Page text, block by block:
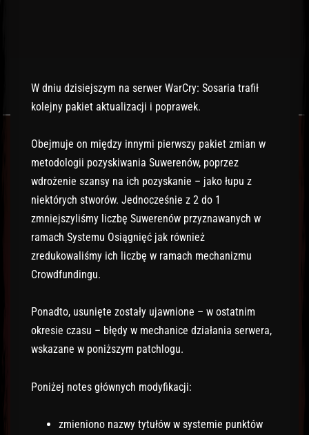
W dniu dzisiejszym na serwer WarCry: Sosaria trafił
kolejny pakiet aktualizacji i poprawek.
Obejmuje on między innymi pierwszy pakiet zmian w
metodologii pozyskiwania Suwerenów, poprzez
wdrożenie szansy na ich pozyskanie – jako łupu z
niektórych stworów. Jednocześnie z 2 do 1
zmniejszyliśmy liczbę Suwerenów przyznawanych w
ramach Systemu Osiągnięć jak również
zredukowaliśmy ich liczbę w ramach mechanizmu
Crowdfundingu.
Ponadto, usunięte zostały ujawnione – w ostatnim
okresie czasu – błędy w mechanice działania serwera,
wskazane w poniższym patchlogu.
Poniżej notes głównych modyfikacji:
zmieniono nazwy tytułów w systemie punktów